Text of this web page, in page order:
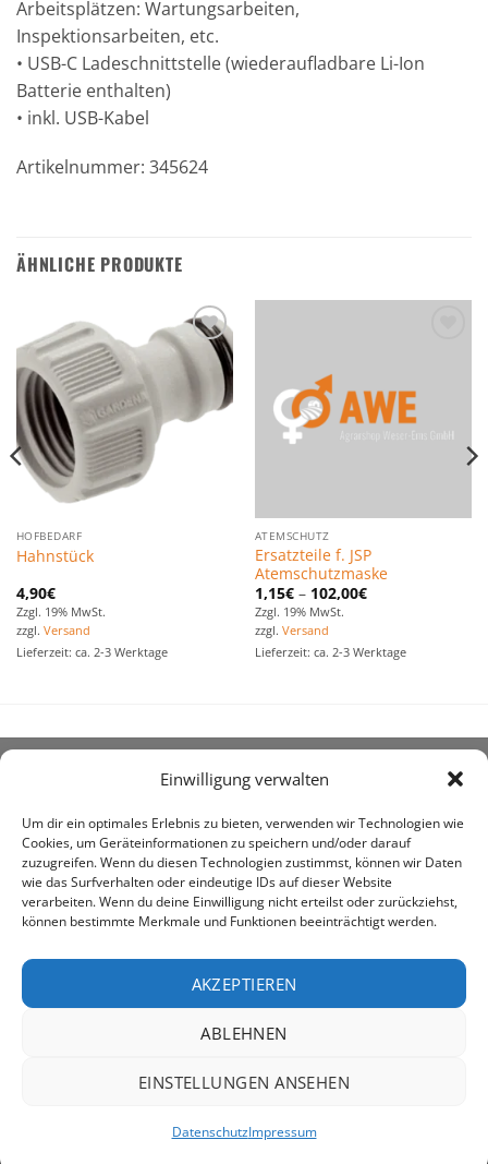
Einwilligung verwalten
Um dir ein optimales Erlebnis zu bieten, verwenden wir Technologien wie
Cookies, um Geräteinformationen zu speichern und/oder darauf
zuzugreifen. Wenn du diesen Technologien zustimmst, können wir Daten
wie das Surfverhalten oder eindeutige IDs auf dieser Website
verarbeiten. Wenn du deine Einwilligung nicht erteilst oder zurückziehst,
können bestimmte Merkmale und Funktionen beeinträchtigt werden.
AKZEPTIEREN
ABLEHNEN
EINSTELLUNGEN ANSEHEN
DatenschutzImpressum
Arbeitsplätzen: Wartungsarbeiten,
Inspektionsarbeiten, etc.
• USB-C Ladeschnittstelle (wiederaufladbare Li-Ion
Batterie enthalten)
• inkl. USB-Kabel
Artikelnummer: 345624
ÄHNLICHE PRODUKTE
Zu den
Favoriten
HOFBEDARF
Hahnstück
4,90€
Zzgl. 19% MwSt.
zzgl. Versand
Lieferzeit: ca. 2-3 Werktage
ATEMSCHUTZ
Ersatzteile f. JSP
Atemschutzmaske
1,15€– 102,00€
Zzgl. 19% MwSt.
zzgl. Versand
Lieferzeit: ca. 2-3 Werktage
um den Kauf landwirtschaftlicher Bedarfsartikel geht.
Copyright 2026 ©AWE - Agrarshop Weser-Ems GmbH